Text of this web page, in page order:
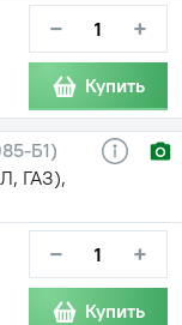
− +
Купить
Б1)
ГАЗ),
− +
Купить